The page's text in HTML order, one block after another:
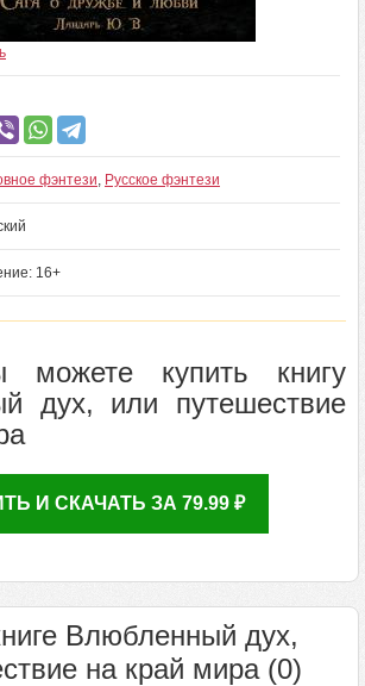
фэнтези, Русское фэнтези
16+
купить книгу
дух, или путешествие
И СКАЧАТЬ ЗА 79.99 ₽
Влюбленный дух,
на край мира (0)